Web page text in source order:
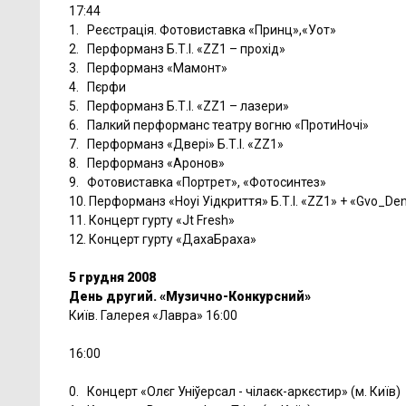
17:44
1. Реєстрація. Фотовиставка «Принц»,«Уот»
2. Перформанз Б.Т.І. «ZZ1 – прохід»
3. Перформанз «Мамонт»
4. Пєрфи
5. Перформанз Б.Т.І. «ZZ1 – лазери»
6. Палкий перформанс театру вогню «ПротиНочі»
7. Перформанз «Двері» Б.Т.І. «ZZ1»
8. Перформанз «Аронов»
9. Фотовиставка «Портрет», «Фотосинтез»
10. Перформанз «Ноуі Уідкриття» Б.Т.І. «ZZ1» +
11. Концерт гурту «Jt Fresh»
12. Концерт гурту «ДахаБраха»
5 грудня 2008
День другий. «Музично-Конкурсний»
Київ. Галерея «Лавра» 16:00
16:00
0. Концерт «Олєг Уніўерсал - чілаєк-аркєстир» (м. Київ)